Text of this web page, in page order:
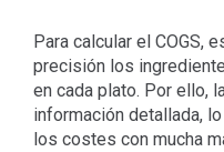
Para calcular el COGS,
precisión los
en cada plato. Por ello,
información detallada,
los costes con mucha